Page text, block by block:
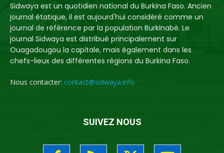
Sidwaya est un quotidien national du Burkina Faso. Ancien
journal étatique, il est aujourd'hui considéré comme un
journal de référence par la population Burkinabè. Le
journal Sidwaya est distribué principalement sur
Ouagadougou la capitale, mais également dans les
chefs-lieux des différentes régions du Burkina Faso.
Nous contacter: contact@sidwaya.info
SUIVEZ NOUS